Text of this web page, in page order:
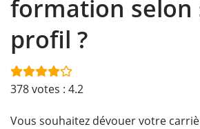
formation selon
profil ?
378votes : 4.2
Vous souhaitez dévouer votre